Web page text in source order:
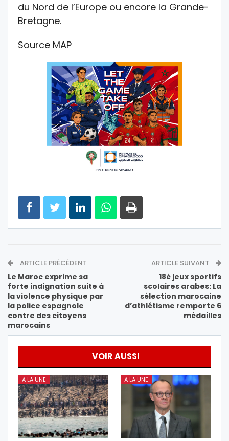
du Nord de l’Europe ou encore la Grande-
Bretagne.
Source MAP
ARTICLE PRÉCÉDENT
Le Maroc exprime sa
forte indignation suite à
la violence physique par
la police espagnole
contre des citoyens
marocains
ARTICLE SUIVANT
18è jeux sportifs
scolaires arabes: La
sélection marocaine
d’athlétisme remporte 6
médailles
VOIR AUSSI
A LA UNE A LA UNE